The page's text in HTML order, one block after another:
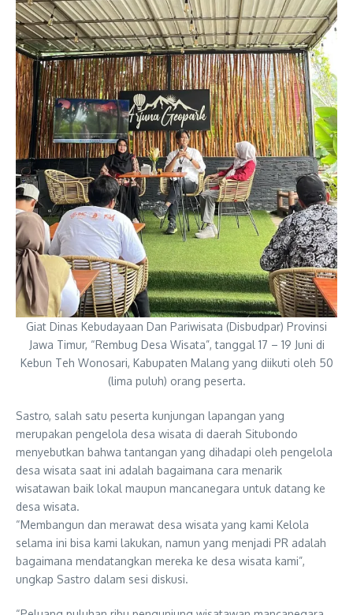
Giat Dinas Kebudayaan Dan Pariwisata (Disbudpar) Provinsi
Jawa Timur, “Rembug Desa Wisata”, tanggal 17 – 19 Juni di
Kebun Teh Wonosari, Kabupaten Malang yang diikuti oleh 50
(lima puluh) orang peserta.
Sastro, salah satu peserta kunjungan lapangan yang
merupakan pengelola desa wisata di daerah Situbondo
menyebutkan bahwa tantangan yang dihadapi oleh pengelola
desa wisata saat ini adalah bagaimana cara menarik
wisatawan baik lokal maupun mancanegara untuk datang ke
desa wisata.
“Membangun dan merawat desa wisata yang kami Kelola
selama ini bisa kami lakukan, namun yang menjadi PR adalah
bagaimana mendatangkan mereka ke desa wisata kami”,
ungkap Sastro dalam sesi diskusi.